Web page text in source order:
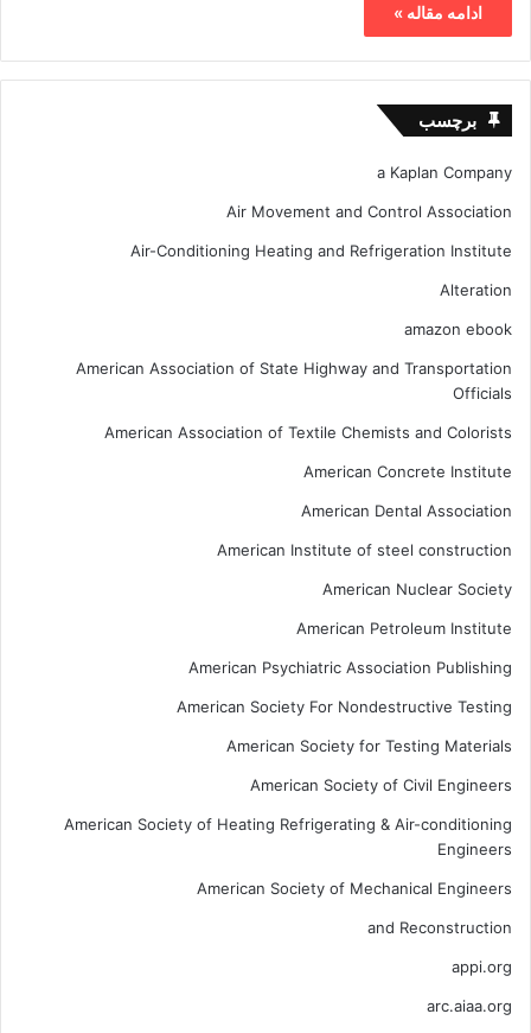
ادامه مقاله »
برچسب
a Kaplan Company
Air Movement and Control Association
Air-Conditioning Heating and Refrigeration Institute
Alteration
amazon ebook
American Association of State Highway and Transportation
Officials
American Association of Textile Chemists and Colorists
American Concrete Institute
American Dental Association
American Institute of steel construction
American Nuclear Society
American Petroleum Institute
American Psychiatric Association Publishing
American Society For Nondestructive Testing
American Society for Testing Materials
American Society of Civil Engineers
American Society of Heating Refrigerating & Air-conditioning
Engineers
American Society of Mechanical Engineers
and Reconstruction
appi.org
arc.aiaa.org